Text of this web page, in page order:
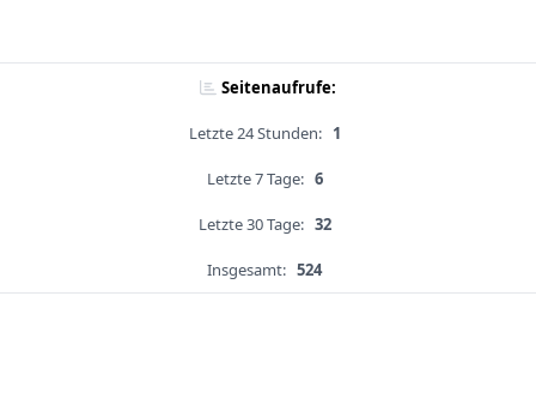
Seitenaufrufe:
Letzte 24 Stunden: 1
Letzte 7 Tage: 6
Letzte 30 Tage: 32
Insgesamt: 524